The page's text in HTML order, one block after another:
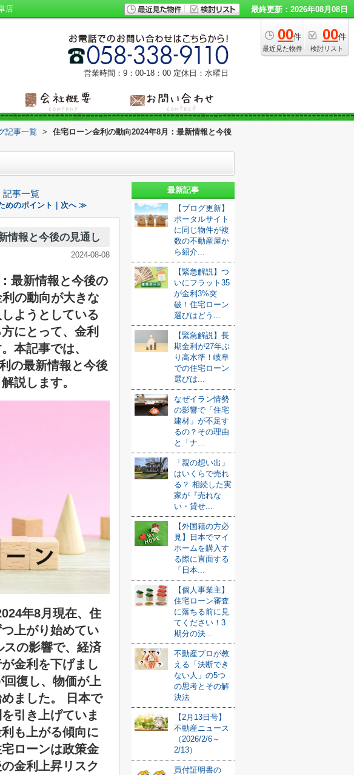
店 最終更新：2026年08月08日
00件
最近見た物件
00件
検討リスト
営業時間：9：00‐18：00 定休日：水曜日
記事一覧 >
住宅ローン金利の動向2024年8月：最新情報と今後
記事一覧
めのポイント｜次へ ≫
情報と今後の見通し
2024-08-08
最新情報と今後の
の動向が大きな
ようとしている
にとって、金利
本記事では、
の最新情報と今後
説します。
年8月現在、住
上がり始めてい
スの影響で、経済
金利を下げまし
回復し、物価が上
ました。 日本で
引き上げていま
も上がる傾向に
ローンは政策金
金利上昇リスク
最新記事
【ブログ更新】
ポータルサイト
に同じ物件が複
数の不動産屋か
ら紹介...
【緊急解説】つ
いにフラット35
が金利3%突
破！住宅ローン
選びはどう...
【緊急解説】長
期金利が27年ぶ
り高水準！岐阜
での住宅ローン
選びは...
なぜイラン情勢
の影響で「住宅
建材」が不足す
るの？その理由
と「ナ...
「親の想い出」
はいくらで売れ
る？ 相続した実
家が『売れな
い・貸せ...
【外国籍の方必
見】日本でマイ
ホームを購入す
る際に直面する
「日本...
【個人事業主】
住宅ローン審査
に落ちる前に見
てください！3
期分の決...
不動産プロが教
える「決断でき
ない人」の5つ
の思考とその解
決法
【2月13日号】
不動産ニュース
（2026/2/6～
2/13）
買付証明書の